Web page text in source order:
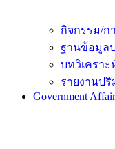
กิจกรรม/ก
ฐานข้อมูล
บทวิเคราะ
รายงานป
Government